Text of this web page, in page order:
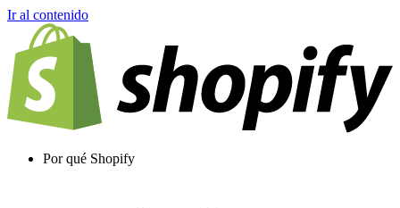
Ir al contenido
Por qué Shopify